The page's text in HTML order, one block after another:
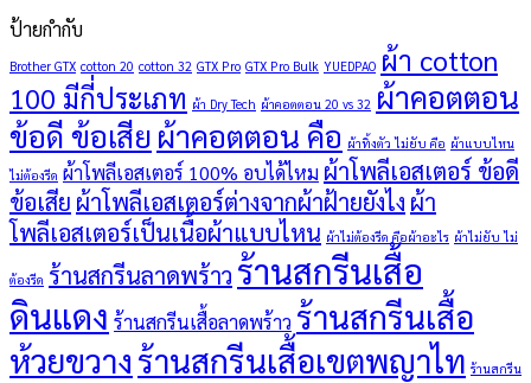
ป้ายกำกับ
Brother GTX cotton 20 cotton 32 GTX Pro GTX Pro Bulk YUEDPAO ผ้า cotton
100 มีกี่ประเภท ผ้า Dry Tech ผ้าคอตตอน 20 vs 32 ผ้าคอตตอน
ข้อดี ข้อเสีย ผ้าคอตตอน คือ ผ้าทิ้งตัว ไม่ยับ คือ ผ้าแบบไหน
ไม่ต้องรีด ผ้าโพลีเอสเตอร์ 100% อบได้ไหม ผ้าโพลีเอสเตอร์ ข้อดี
ข้อเสีย ผ้าโพลีเอสเตอร์ต่างจากผ้าฝ้ายยังไง ผ้า
โพลีเอสเตอร์เป็นเนื้อผ้าแบบไหน ผ้าไม่ต้องรีด คือผ้าอะไร ผ้าไม่ยับ ไม่
ต้องรีด ร้านสกรีนลาดพร้าว ร้านสกรีนเสื้อ
ดินแดง ร้านสกรีนเสื้อลาดพร้าว ร้านสกรีนเสื้อ
ห้วยขวางร้านสกรีนเสื้อเขตพญาไท ร้านสกรีน